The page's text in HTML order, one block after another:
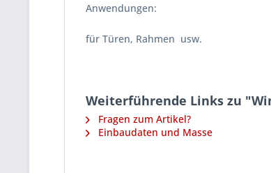
Anwendungen:
für Türen, Rahmen usw.
Weiterführende Links zu
Fragen zum Artikel?
Einbaudaten und Masse